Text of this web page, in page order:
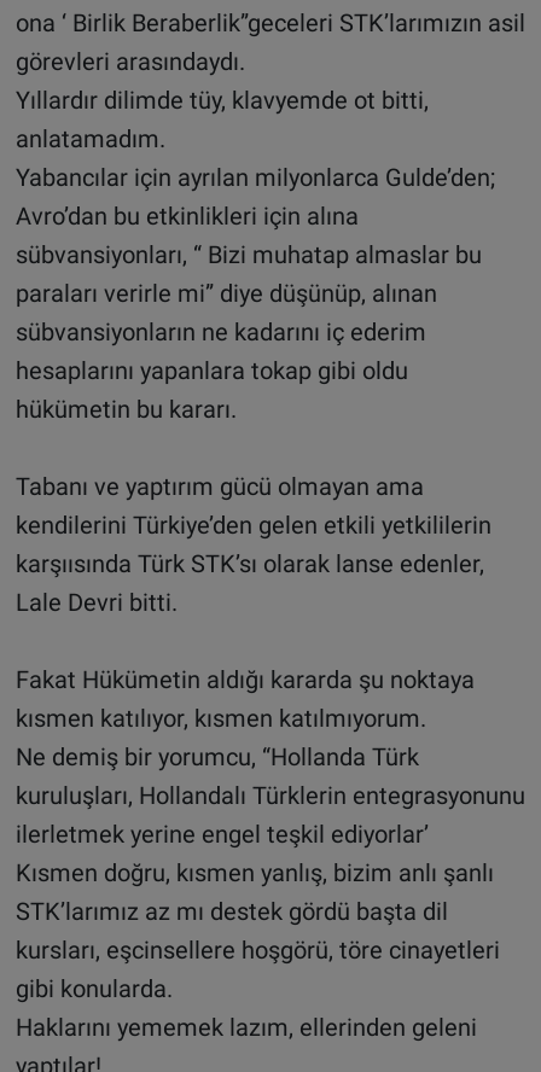
ona ‘ Birlik Beraberlik”geceleri STK’larımızın asil
görevleri arasındaydı.
Yıllardır dilimde tüy, klavyemde ot bitti,
anlatamadım.
Yabancılar için ayrılan milyonlarca Gulde’den;
Avro’dan bu etkinlikleri için alına
sübvansiyonları, “ Bizi muhatap almaslar bu
paraları verirle mi” diye düşünüp, alınan
sübvansiyonların ne kadarını iç ederim
hesaplarını yapanlara tokap gibi oldu
hükümetin bu kararı.
Tabanı ve yaptırım gücü olmayan ama
kendilerini Türkiye’den gelen etkili yetkililerin
karşıısında Türk STK’sı olarak lanse edenler,
Lale Devri bitti.
Fakat Hükümetin aldığı kararda şu noktaya
kısmen katılıyor, kısmen katılmıyorum.
Ne demiş bir yorumcu, “Hollanda Türk
kuruluşları, Hollandalı Türklerin entegrasyonunu
ilerletmek yerine engel teşkil ediyorlar’
Kısmen doğru, kısmen yanlış, bizim anlı şanlı
STK’larımız az mı destek gördü başta dil
kursları, eşcinsellere hoşgörü, töre cinayetleri
gibi konularda.
Haklarını yememek lazım, ellerinden geleni
yaptılar!